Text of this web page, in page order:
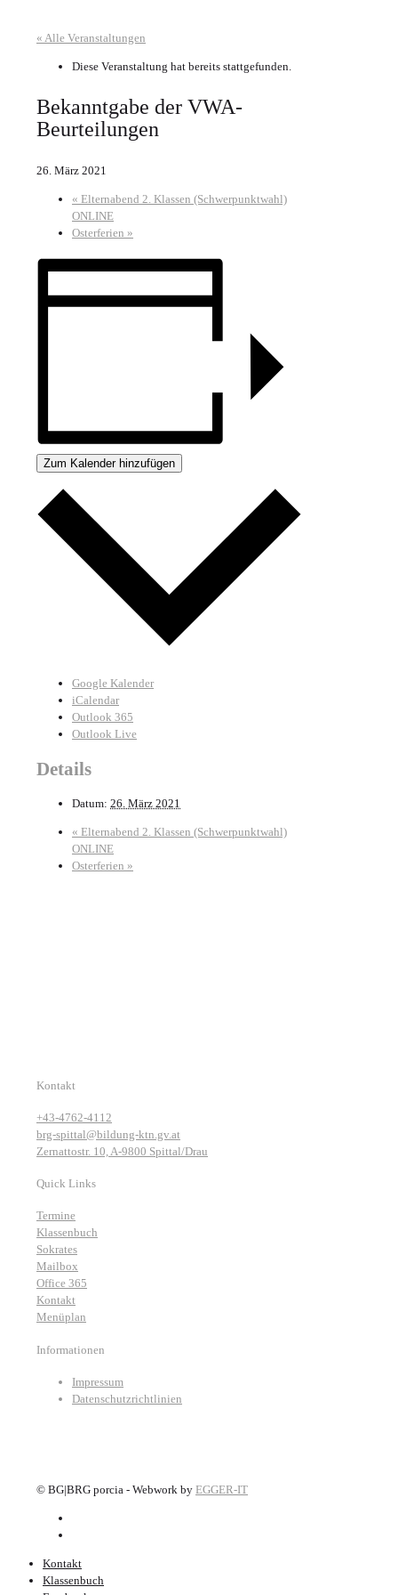
« Alle Veranstaltungen
Diese Veranstaltung hat bereits stattgefunden.
Bekanntgabe der VWA-
Beurteilungen
26. März 2021
« Elternabend 2. Klassen (Schwerpunktwahl)
ONLINE
Osterferien »
Zum Kalender hinzufügen
Google Kalender
iCalendar
Outlook 365
Outlook Live
Details
Datum: 26. März 2021
« Elternabend 2. Klassen (Schwerpunktwahl)
ONLINE
Osterferien »
Kontakt
+43-4762-4112
brg-spittal@bildung-ktn.gv.at
Zernattostr. 10, A-9800 Spittal/Drau
Quick Links
Termine
Klassenbuch
Sokrates
Mailbox
Office 365
Kontakt
Menüplan
Informationen
Impressum
Datenschutzrichtlinien
© BG|BRG porcia - Webwork by EGGER-IT
Kontakt
Klassenbuch